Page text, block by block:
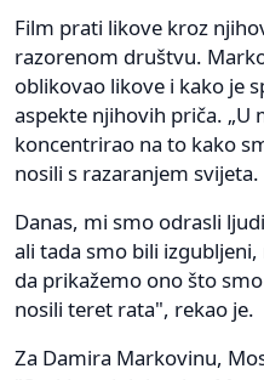
Film prati likove kroz
razorenom društvu.
oblikovao likove i kako je
aspekte njihovih priča. „U
koncentrirao na to kako
nosili s razaranjem svijeta.
Danas, mi smo odrasli
ali tada smo bili
da prikažemo ono što
nosili teret rata", rekao je.
Za Damira Markovinu,